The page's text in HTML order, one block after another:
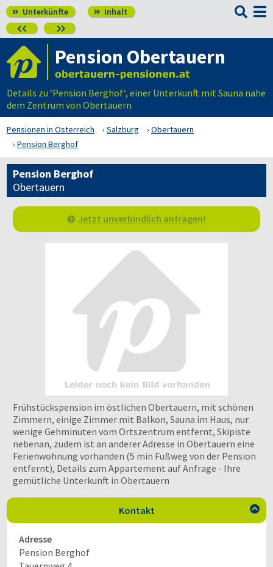
 Unterkünfte  Inhalt
 

Pension Obertauern
Details zu ‘Pension Berghof‘, einer Unterkunft mit Sauna nahe
dem Zentrum von Obertauern
Pensionen in Österreich Salzburg
Obertauern
Pension Berghof
Pension Berghof
Obertauern
Jetzt unverbindlich anfragen!
Frühstückspension im östlichen Obertauern, mit schönen
Zimmern, einige Zimmer mit Balkon, Sauna im Haus, nur
wenige Gehminuten vom Ortszentrum entfernt, Skipiste
nebenan, zudem ist an anderer Adresse in Obertauern eine
Ferienwohnung vorhanden (5 min Fußweg von der Pension
entfernt), Details zum Appartement auf Anfrage - Ihre
gemütliche Unterkunft in Obertauern
Kontakt 
Adresse
Pension Berghof